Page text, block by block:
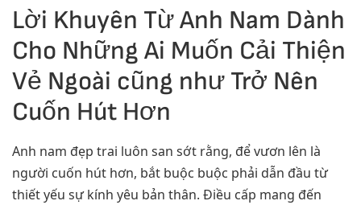
Lời Khuyên Từ Anh Nam Dành
Cho Những Ai Muốn Cải Thiện
Vẻ Ngoài cũng như Trở Nên
Cuốn Hút Hơn
Anh nam đẹp trai luôn san sớt rằng, để vươn lên là
người cuốn hút hơn, bắt buộc buộc phải dẫn đầu từ
thiết yếu sự kính yêu bản thân. Điều cấp mang đến